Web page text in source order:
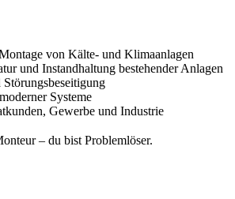
von Kälte- und Klimaanlagen
und Instandhaltung bestehender Anlagen
Störungsbeseitigung
Systeme
Gewerbe und Industrie
– du bist Problemlöser.